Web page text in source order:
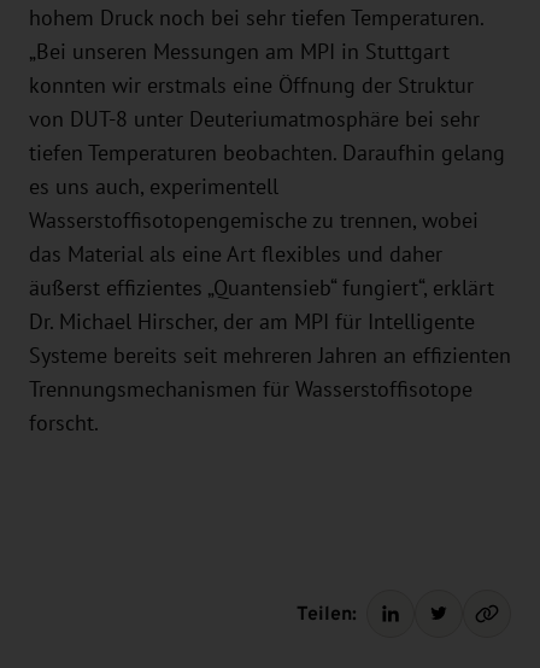
hohem Druck noch bei sehr tiefen Temperaturen.
„Bei unseren Messungen am MPI in Stuttgart
konnten wir erstmals eine Öffnung der Struktur
von DUT-8 unter Deuteriumatmosphäre bei sehr
tiefen Temperaturen beobachten. Daraufhin gelang
es uns auch, experimentell
Wasserstoffisotopengemische zu trennen, wobei
das Material als eine Art flexibles und daher
äußerst effizientes „Quantensieb“ fungiert“, erklärt
Dr. Michael Hirscher, der am MPI für Intelligente
Systeme bereits seit mehreren Jahren an effizienten
Trennungsmechanismen für Wasserstoffisotope
forscht.
Teilen: